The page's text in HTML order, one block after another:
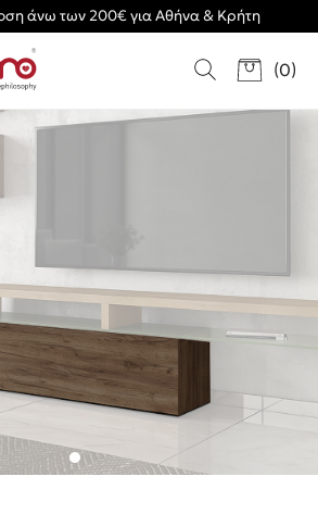
άνω των 200€ για Αθήνα & Κρήτη
(0)